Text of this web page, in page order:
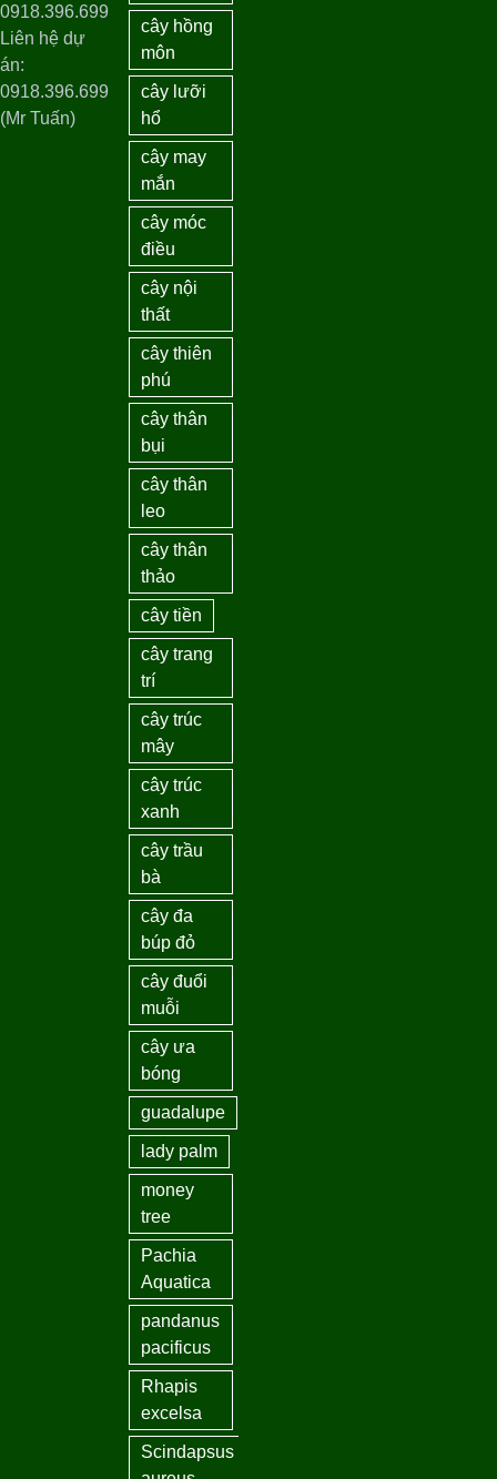
0918.396.699
Liên hệ dự
án:
0918.396.699
(Mr Tuấn)
cây hồng
môn
cây lưỡi
hổ
cây may
mắn
cây móc
điều
cây nội
thất
cây thiên
phú
cây thân
bụi
cây thân
leo
cây thân
thảo
cây tiền
cây trang
trí
cây trúc
mây
cây trúc
xanh
cây trầu
bà
cây đa
búp đỏ
cây đuổi
muỗi
cây ưa
bóng
guadalupe
lady palm
money
tree
Pachia
Aquatica
pandanus
pacificus
Rhapis
excelsa
Scindapsus